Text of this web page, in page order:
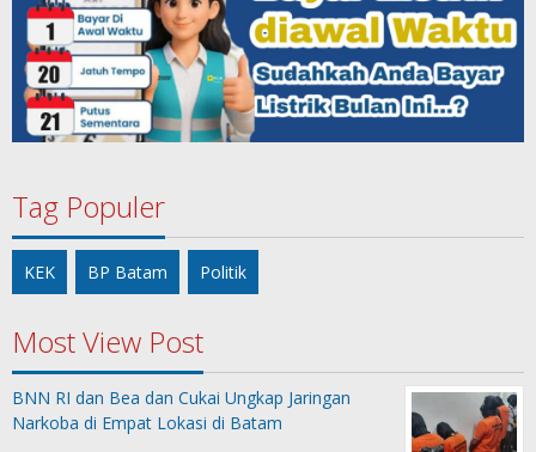
Tag Populer
KEK BP Batam Politik
Most View Post
BNN RI dan Bea dan Cukai Ungkap Jaringan
Narkoba di Empat Lokasi di Batam